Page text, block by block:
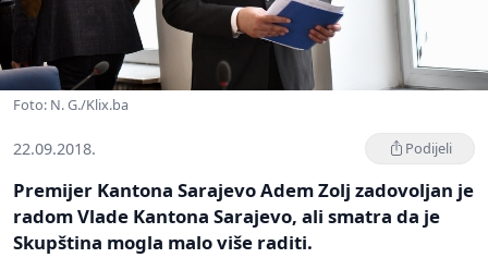
Foto: N. G./Klix.ba
22.09.2018. Podijeli
Premijer Kantona Sarajevo Adem Zolj zadovoljan je
radom Vlade Kantona Sarajevo, ali smatra da je
Skupština mogla malo više raditi.